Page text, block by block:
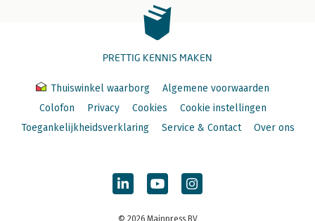
PRETTIG KENNIS MAKEN
Thuiswinkel waarborg
Algemene voorwaarden
Colofon
Privacy Cookies
Cookie instellingen
Toegankelijkheidsverklaring
Service & Contact Over ons
© 2026 Mainpress BV